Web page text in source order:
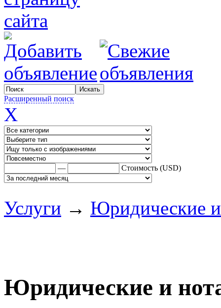
Расширенный поиск
X
— Стоимость (USD)
Услуги → Юридические
Юридические и